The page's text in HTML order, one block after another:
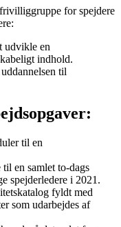
for spejdere
udvikle en
indhold.
til
til en
en samlet to-dags
spejderledere i 2021.
fyldt med
som udarbejdes af